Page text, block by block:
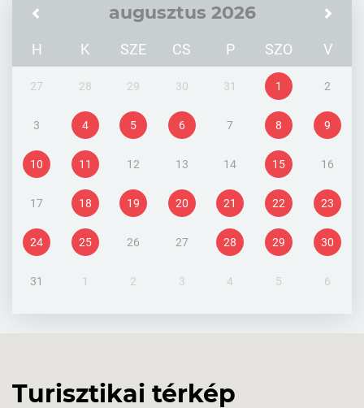
augusztus 2026
H K SZE CS P SZO V
27 28 29 30 31 1 2
3 4 5 6 7 8 9
10 11 12 13 14 15 16
17 18 19 20 21 22 23
24 25 26 27 28 29 30
31 1 2 3 4 5 6
Turisztikai térkép